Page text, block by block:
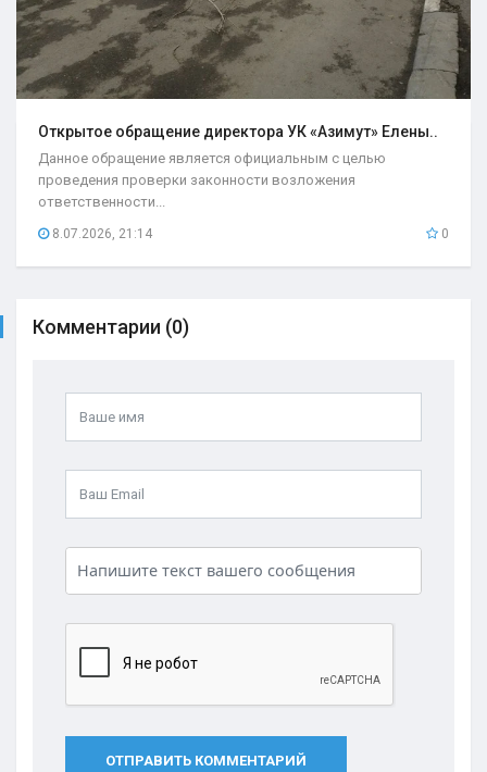
Открытое обращение директора УК «Азимут» Елены..
Данное обращение является официальным с целью
проведения проверки законности возложения
ответственности...
8.07.2026, 21:14 0
Комментарии (0)
ОТПРАВИТЬ КОММЕНТАРИЙ